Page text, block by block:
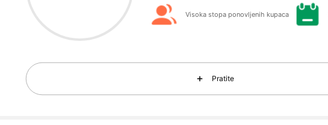
Visoka stopa ponovljenih kupaca
Pratite